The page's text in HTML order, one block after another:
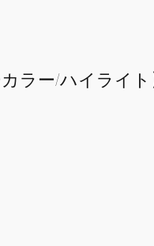
ラー/ハイライト